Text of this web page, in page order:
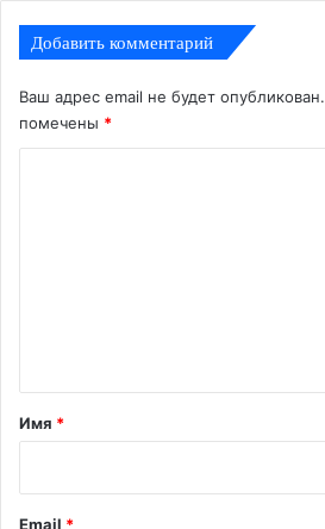
Добавить комментарий
Ваш адрес email не будет опубликован.
помечены *
а
й
Имя *
Email *